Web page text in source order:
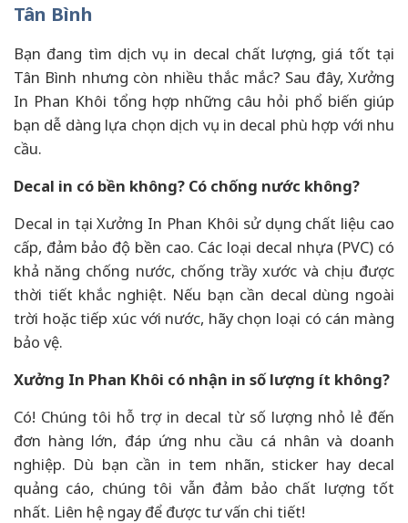
Tân Bình
Bạn đang tìm dịch vụ in decal chất lượng, giá tốt tại
Tân Bình nhưng còn nhiều thắc mắc? Sau đây, Xưởng
In Phan Khôi tổng hợp những câu hỏi phổ biến giúp
bạn dễ dàng lựa chọn dịch vụ in decal phù hợp với nhu
cầu.
Decal in có bền không? Có chống nước không?
Decal in tại Xưởng In Phan Khôi sử dụng chất liệu cao
cấp, đảm bảo độ bền cao. Các loại decal nhựa (PVC) có
khả năng chống nước, chống trầy xước và chịu được
thời tiết khắc nghiệt. Nếu bạn cần decal dùng ngoài
trời hoặc tiếp xúc với nước, hãy chọn loại có cán màng
bảo vệ.
Xưởng In Phan Khôi có nhận in số lượng ít không?
Có! Chúng tôi hỗ trợ in decal từ số lượng nhỏ lẻ đến
đơn hàng lớn, đáp ứng nhu cầu cá nhân và doanh
nghiệp. Dù bạn cần in tem nhãn, sticker hay decal
quảng cáo, chúng tôi vẫn đảm bảo chất lượng tốt
nhất. Liên hệ ngay để được tư vấn chi tiết!